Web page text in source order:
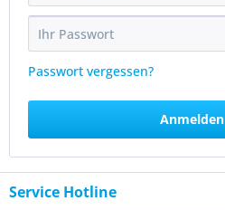
Passwort vergessen?
Anmelden
Service Hotline